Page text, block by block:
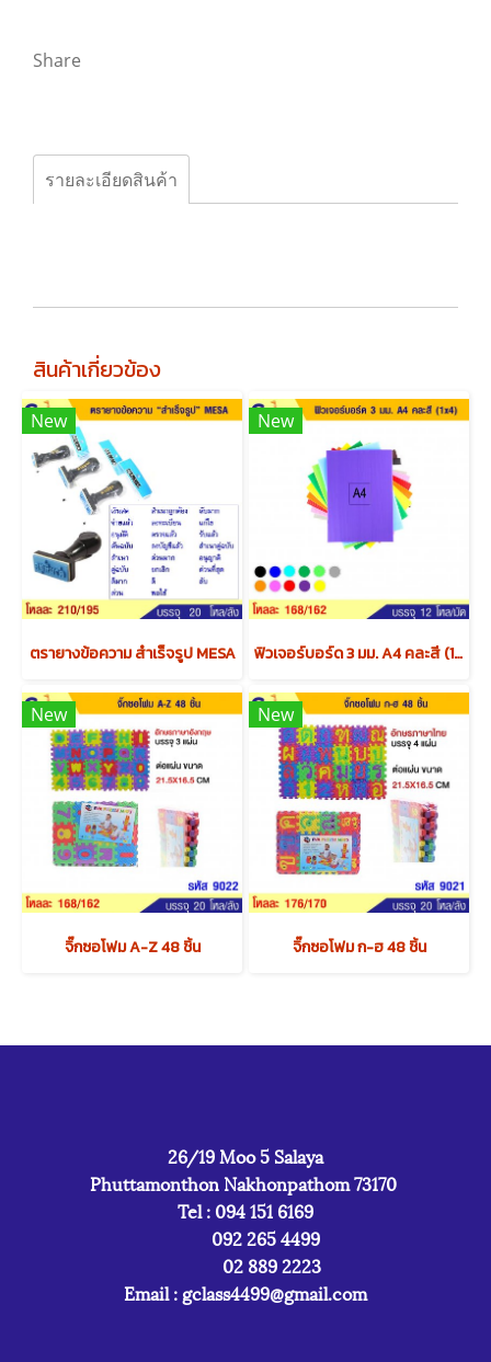
Share
รายละเอียดสินค้า
สินค้าเกี่ยวข้อง
New
ตรายางข้อความ สำเร็จรูป MESA
New
ฟิวเจอร์บอร์ด 3 มม. A4 คละสี (1x4) x12 แพค
New
จิ๊กซอโฟม A-Z 48 ชิ้น
New
จิ๊กซอโฟม ก-ฮ 48 ชิ้น
26/19 Moo 5 Salaya
Phuttamonthon Nakhonpathom 73170
Tel : 094 151 6169
092 265 4499
02 889 2223
Email : gclass4499@gmail.com